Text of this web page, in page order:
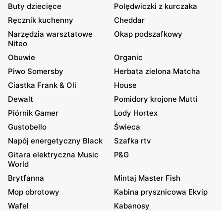
Buty dziecięce
Polędwiczki z kurczaka
Ręcznik kuchenny
Cheddar
Narzędzia warsztatowe
Niteo
Okap podszafkowy
Obuwie
Organic
Piwo Somersby
Herbata zielona Matcha
Ciastka Frank & Oli
House
Dewalt
Pomidory krojone Mutti
Piórnik Gamer
Lody Hortex
Gustobello
Świeca
Napój energetyczny Black
Szafka rtv
Gitara elektryczna Music
World
P&G
Brytfanna
Mintaj Master Fish
Mop obrotowy
Kabina prysznicowa Ekvip
Wafel
Kabanosy